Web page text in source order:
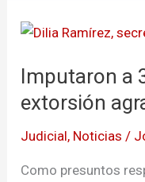
Imputaron a
extorsión
Judicial, Noticias /
Como presuntos
Imputaron
3
hombres
extorsión
agravada